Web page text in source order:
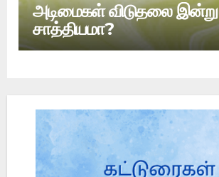
அடிமைகள் விடுதலை இன்று
சாத்தியமா?